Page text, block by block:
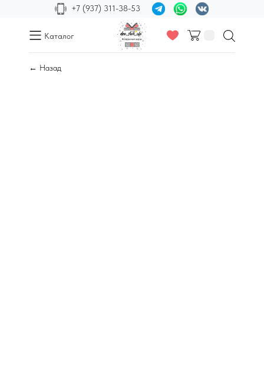
+7 (937) 311-38-53
Каталог
← Назад